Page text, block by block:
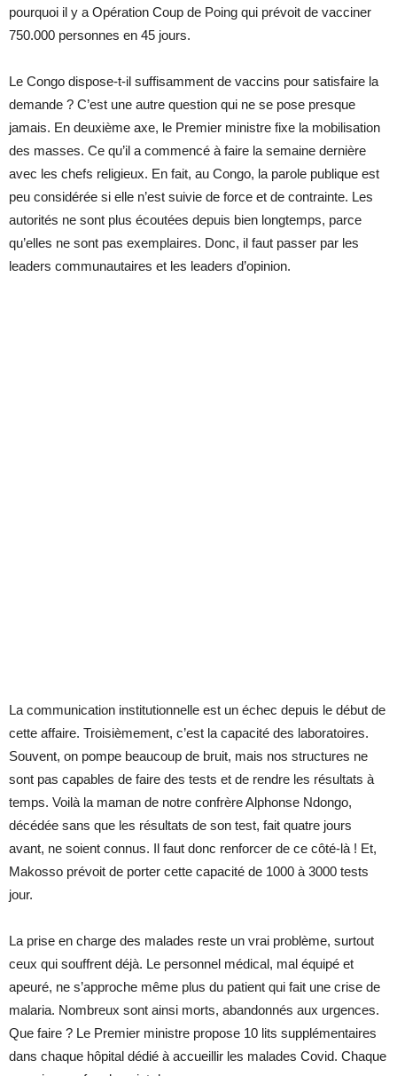
pourquoi il y a Opération Coup de Poing qui prévoit de vacciner
750.000 personnes en 45 jours.
Le Congo dispose-t-il suffisamment de vaccins pour satisfaire la
demande ? C’est une autre question qui ne se pose presque
jamais. En deuxième axe, le Premier ministre fixe la mobilisation
des masses. Ce qu’il a commencé à faire la semaine dernière
avec les chefs religieux. En fait, au Congo, la parole publique est
peu considérée si elle n’est suivie de force et de contrainte. Les
autorités ne sont plus écoutées depuis bien longtemps, parce
qu’elles ne sont pas exemplaires. Donc, il faut passer par les
leaders communautaires et les leaders d’opinion.
La communication institutionnelle est un échec depuis le début de
cette affaire. Troisièmement, c’est la capacité des laboratoires.
Souvent, on pompe beaucoup de bruit, mais nos structures ne
sont pas capables de faire des tests et de rendre les résultats à
temps. Voilà la maman de notre confrère Alphonse Ndongo,
décédée sans que les résultats de son test, fait quatre jours
avant, ne soient connus. Il faut donc renforcer de ce côté-là ! Et,
Makosso prévoit de porter cette capacité de 1000 à 3000 tests
jour.
La prise en charge des malades reste un vrai problème, surtout
ceux qui souffrent déjà. Le personnel médical, mal équipé et
apeuré, ne s’approche même plus du patient qui fait une crise de
malaria. Nombreux sont ainsi morts, abandonnés aux urgences.
Que faire ? Le Premier ministre propose 10 lits supplémentaires
dans chaque hôpital dédié à accueillir les malades Covid. Chaque